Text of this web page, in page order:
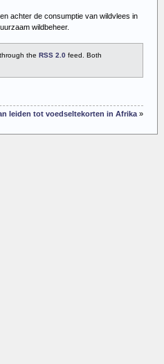
achter de consumptie van wildvlees in
wildbeheer.
the RSS 2.0 feed. Both
leiden tot voedseltekorten in Afrika »